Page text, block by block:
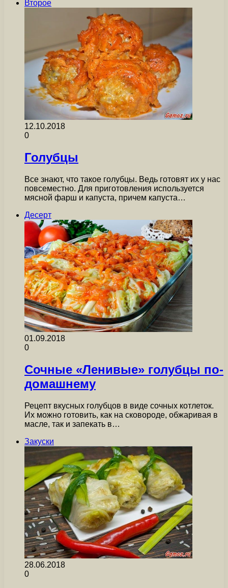
Второе
12.10.2018
0
Голубцы
Все знают, что такое голубцы. Ведь готовят их у нас
повсеместно. Для приготовления используется
мясной фарш и капуста, причем капуста…
Десерт
01.09.2018
0
Сочные «Ленивые» голубцы по-
домашнему
Рецепт вкусных голубцов в виде сочных котлеток.
Их можно готовить, как на сковороде, обжаривая в
масле, так и запекать в…
Закуски
28.06.2018
0